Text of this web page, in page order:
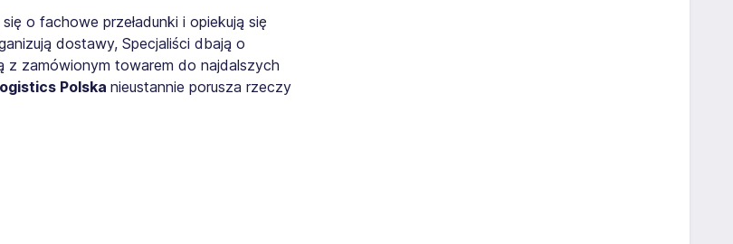
o fachowe przeładunki i opiekują się
dostawy, Specjaliści dbają o
zamówionym towarem do najdalszych
Polska nieustannie porusza rzeczy